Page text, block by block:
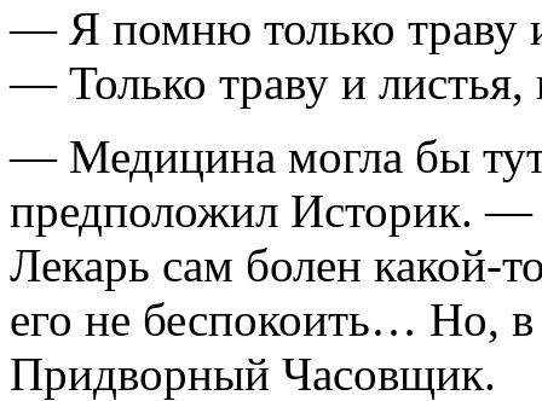
— Я помню только траву
— Только траву и
— Медицина могла бы тут
предположил Историк.
Лекарь сам болен какой-
его не беспокоить… Но,
Придворный Часовщик.